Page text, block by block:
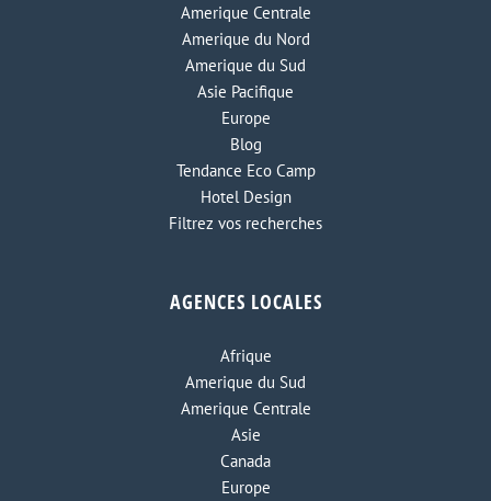
Amerique Centrale
Amerique du Nord
Amerique du Sud
Asie Pacifique
Europe
Blog
Tendance Eco Camp
Hotel Design
Filtrez vos recherches
AGENCES LOCALES
Afrique
Amerique du Sud
Amerique Centrale
Asie
Canada
Europe